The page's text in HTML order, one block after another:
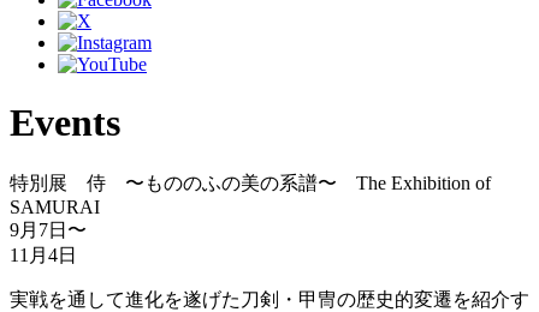
Events
特別展 侍 〜もののふの美の系譜〜 The Exhibition of
SAMURAI
9月7日 〜
11月4日
実戦を通して進化を遂げた刀剣・甲冑の歴史的変遷を紹介す